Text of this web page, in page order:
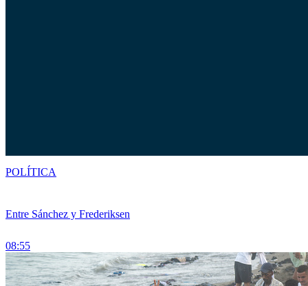
Entre Sánchez y Frederiksen
08:55
POLÍTICA